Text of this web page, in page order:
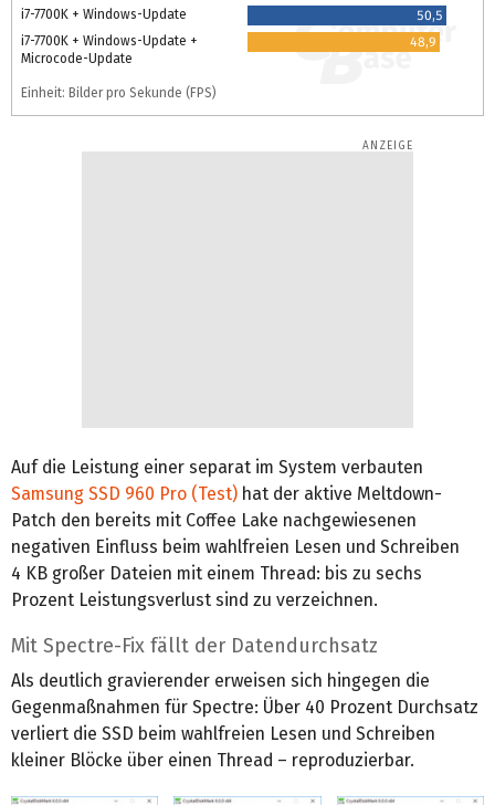
i7-7700K + Windows-Update
50,5
i7-7700K + Windows-Update +
Microcode-Update
48,9
Einheit: Bilder pro Sekunde (FPS)
Auf die Leistung einer separat im System verbauten
Samsung SSD 960 Pro (Test) hat der aktive Meltdown-
Patch den bereits mit Coffee Lake nachgewiesenen
negativen Einfluss beim wahlfreien Lesen und Schreiben
4 KB großer Dateien mit einem Thread: bis zu sechs
Prozent Leistungsverlust sind zu verzeichnen.
Mit Spectre-Fix fällt der Datendurchsatz
Als deutlich gravierender erweisen sich hingegen die
Gegenmaßnahmen für Spectre: Über 40 Prozent Durchsatz
verliert die SSD beim wahlfreien Lesen und Schreiben
kleiner Blöcke über einen Thread – reproduzierbar.